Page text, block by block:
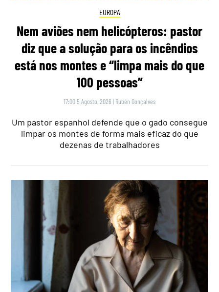
EUROPA
Nem aviões nem helicópteros: pastor
diz que a solução para os incêndios
está nos montes e “limpa mais do que
100 pessoas”
17:00 5 Agosto, 2026 | Rubén Gonçalves
Um pastor espanhol defende que o gado consegue
limpar os montes de forma mais eficaz do que
dezenas de trabalhadores